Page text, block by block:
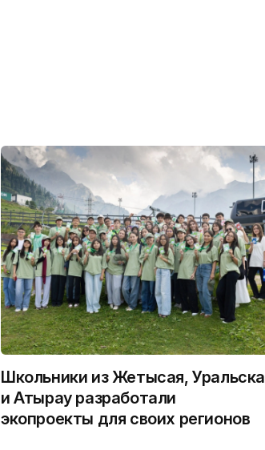
Школьники из Жетысая, Уральска
и Атырау разработали
экопроекты для своих регионов